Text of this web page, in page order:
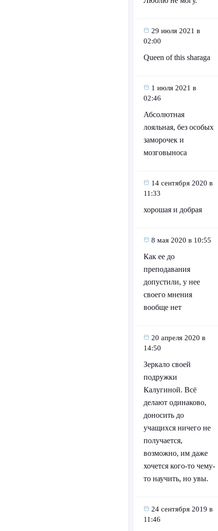
29 июля 2021 в
02:00
Queen of this sharaga
1 июля 2021 в
02:46
Абсолютная
лояльная, без особых
заморочек и
мозговыноса
14 сентября 2020 в
11:33
хорошая и добрая
8 мая 2020 в 10:55
Как ее до
преподавания
допустили, у нее
своего мнения
вообще нет
20 апреля 2020 в
14:50
Зеркало своей
подружки
Калугиной. Всё
делают одинаково,
доносить до
учащихся ничего не
получается,
возможно, им даже
хочется кого-то чему-
то научить, но увы.
24 сентября 2019 в
11:46